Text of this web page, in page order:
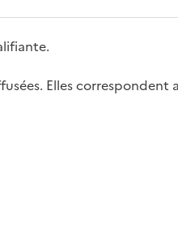
Elles correspondent